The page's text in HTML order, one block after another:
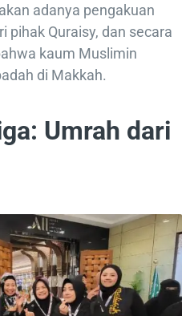
adanya pengakuan
pihak Quraisy, dan secara
kaum Muslimin
di Makkah.
Umrah dari